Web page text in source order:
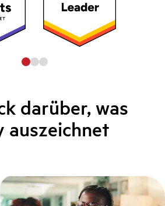
darüber, was
auszeichnet